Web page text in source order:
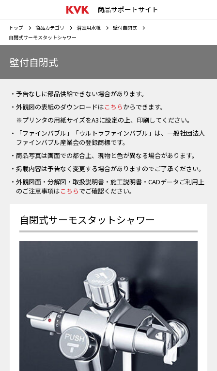
商品サポートサイト
トップ 商品カテゴリ 浴室用水栓
壁付自閉式
自閉式サーモスタットシャワー
壁付自閉式
・予告なしに部品供給できない場合があります。
・外観図の表紙のダウンロードはこちらからできます。
※プリンタの用紙サイズをA3に設定の上、印刷してください。
・「ファインバブル」「ウルトラファインバブル」は、一般社団法人
ファインバブル産業会の登録商標です。
・商品写真は画面での都合上、現物と色が異なる場合があります。
・掲載内容は予告なく変更する場合がありますのでご了承ください。
・外観図面・分解図・取扱説明書・施工説明書・CADデータご利用上
のご注意事項はこちらでご確認ください。
自閉式サーモスタットシャワー